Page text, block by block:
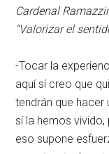
Cardenal
“Valorizar el
-Tocar la
aquí sí creo que
tendrán que hacer
sí la hemos
eso supone